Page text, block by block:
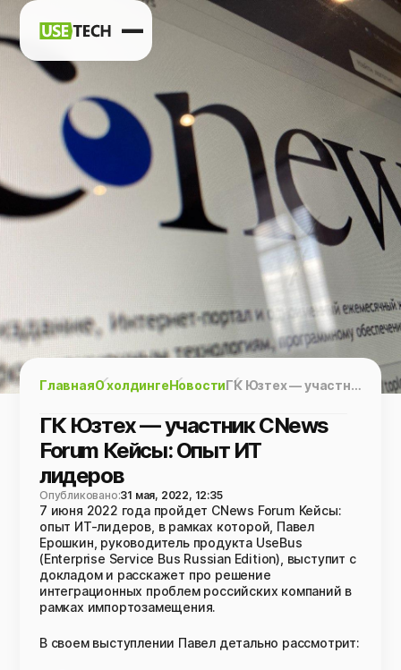
Карьера
Контакты
ГлавнаяО холдингеНовости ГК Юзтех — участник CNews Forum Кейсы: Опыт ИТ лидеров
ГК Юзтех — участник CNews
Forum Кейсы: Опыт ИТ
лидеров
Опубликовано:31 мая, 2022, 12:35
7 июня 2022 года пройдет CNews Forum Кейсы:
опыт ИТ-лидеров, в рамках которой, Павел
Ерошкин, руководитель продукта UseBus
(Enterprise Service Bus Russian Edition), выступит с
докладом и расскажет про решение
интеграционных проблем российских компаний в
рамках импортозамещения.
В своем выступлении Павел детально рассмотрит: